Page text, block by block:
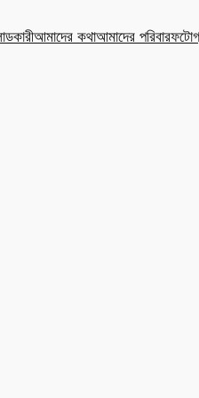
আমাদের কথাআমাদের পরিবার